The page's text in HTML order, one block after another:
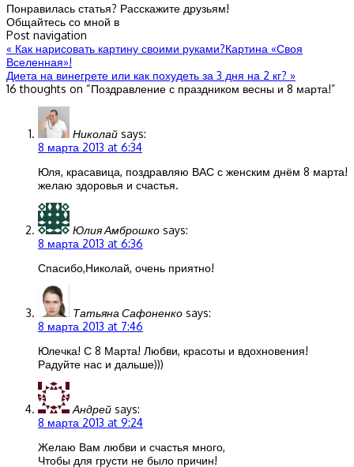
Понравилась статья? Расскажите друзьям!
Общайтесь со мной в
Post navigation
« Как нарисовать картину своими руками?Картина «Своя
Вселенная»!
Диета на винегрете или как похудеть за 3 дня на 2 кг? »
16 thoughts on “Поздравление с праздником весны и 8 марта!”
Николай says:
8 марта 2013 at 6:34
Юля, красавица, поздравляю ВАС с женским днём 8 марта!
желаю здоровья и счастья.
Юлия Амброшко says:
8 марта 2013 at 6:36
Спасибо,Николай, очень приятно!
Татьяна Сафоненко says:
8 марта 2013 at 7:46
Юлечка! С 8 Марта! Любви, красоты и вдохновения!
Радуйте нас и дальше)))
Андрей says:
8 марта 2013 at 9:24
Желаю Вам любви и счастья много,
Чтобы для грусти не было причин!